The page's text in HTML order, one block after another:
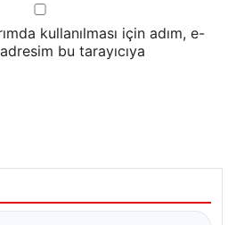
kullanılması için adım, e-
bu tarayıcıya